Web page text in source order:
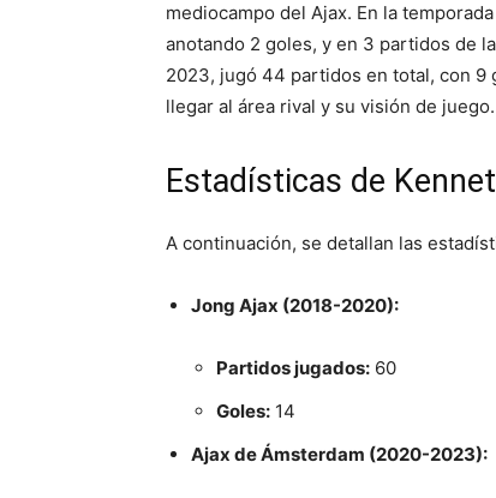
mediocampo del Ajax. En la
anotando 2 goles, y en 3 partidos de
2023, jugó 44 partidos en total, con 9
llegar al área rival y su visión de juego.
Estadísticas de
A continuación, se detallan las
Jong Ajax (2018-2020):
Partidos jugados: 60
Goles: 14
Ajax de Ámsterdam (2020-2023):